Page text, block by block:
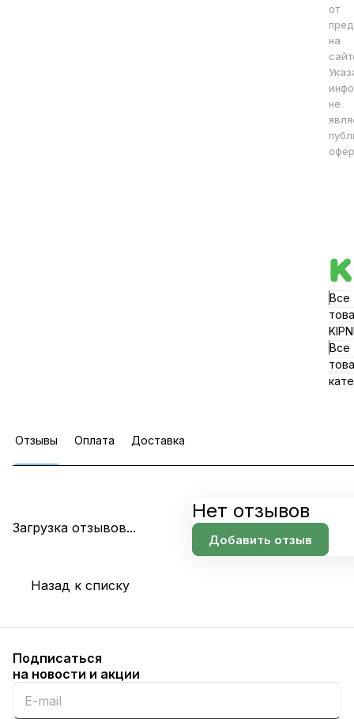
от
на
не
Все
Все
Отзывы Оплата Доставка
Загрузка отзывов...
Нет отзывов
Добавить отзыв
Назад к списку
Подписаться
на новости и акции